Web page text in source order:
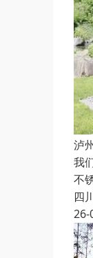
泸
我
不
四
26-